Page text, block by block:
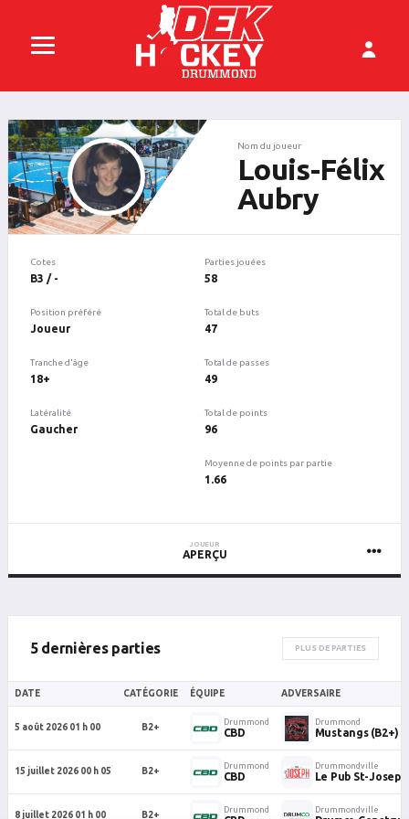
Nom du joueur
Louis-Félix
Aubry
Cotes
B3 / -
Position préféré
Joueur
Tranche d'âge
18+
Latéralité
Gaucher
Parties jouées
58
Total de buts
47
Total de passes
49
Total de points
96
Moyenne de points par partie
1.66
JOUEUR
APERÇU
5 dernières parties PLUS DE PARTIES
DATE CATÉGORIE ÉQUIPE ADVERSAIRE
5 août 2026 01 h 00 B2+
Drummond
CBD
Drummond
Mustangs (B2+)
15 juillet 2026 00 h 05 B2+
Drummond
CBD
Drummondville
Le Pub St-Joseph
8 juillet 2026 01 h 00 B2+
Drummond Drummondville